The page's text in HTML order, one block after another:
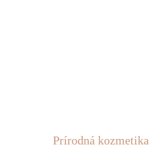
Prírodná kozmetika